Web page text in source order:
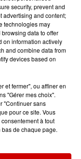
Voir plus
pour le
2026 !
pour le
au
security, prevent and
advertising and content;
technologies may
data to offer
on information actively
and combine data from
devices based on
et fermer", ou affiner en
"Gérer mes choix".
"Continuer sans
pour ce site. Vous
à tout
de chaque page.